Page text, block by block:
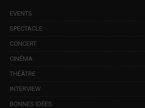
EVENTS
SPECTACLE
CONCERT
CINÉMA
THÉÂTRE
INTERVIEW
BONNES IDÉES